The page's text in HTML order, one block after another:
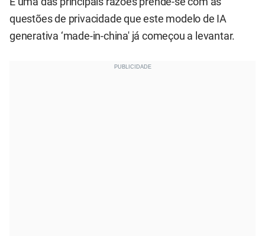
questões de privacidade que este modelo de IA
generativa ‘made-in-china' já começou a levantar.